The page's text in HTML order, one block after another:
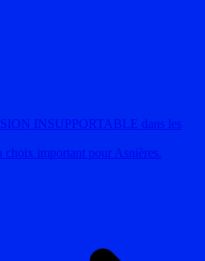
INSUPPORTABLE dans les
choix important pour Asnières.